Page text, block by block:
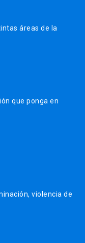
áreas de la
que ponga en
violencia de